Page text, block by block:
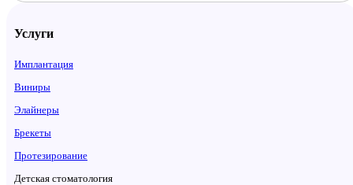
Услуги
Имплантация
Виниры
Элайнеры
Брекеты
Протезирование
Детская стоматология